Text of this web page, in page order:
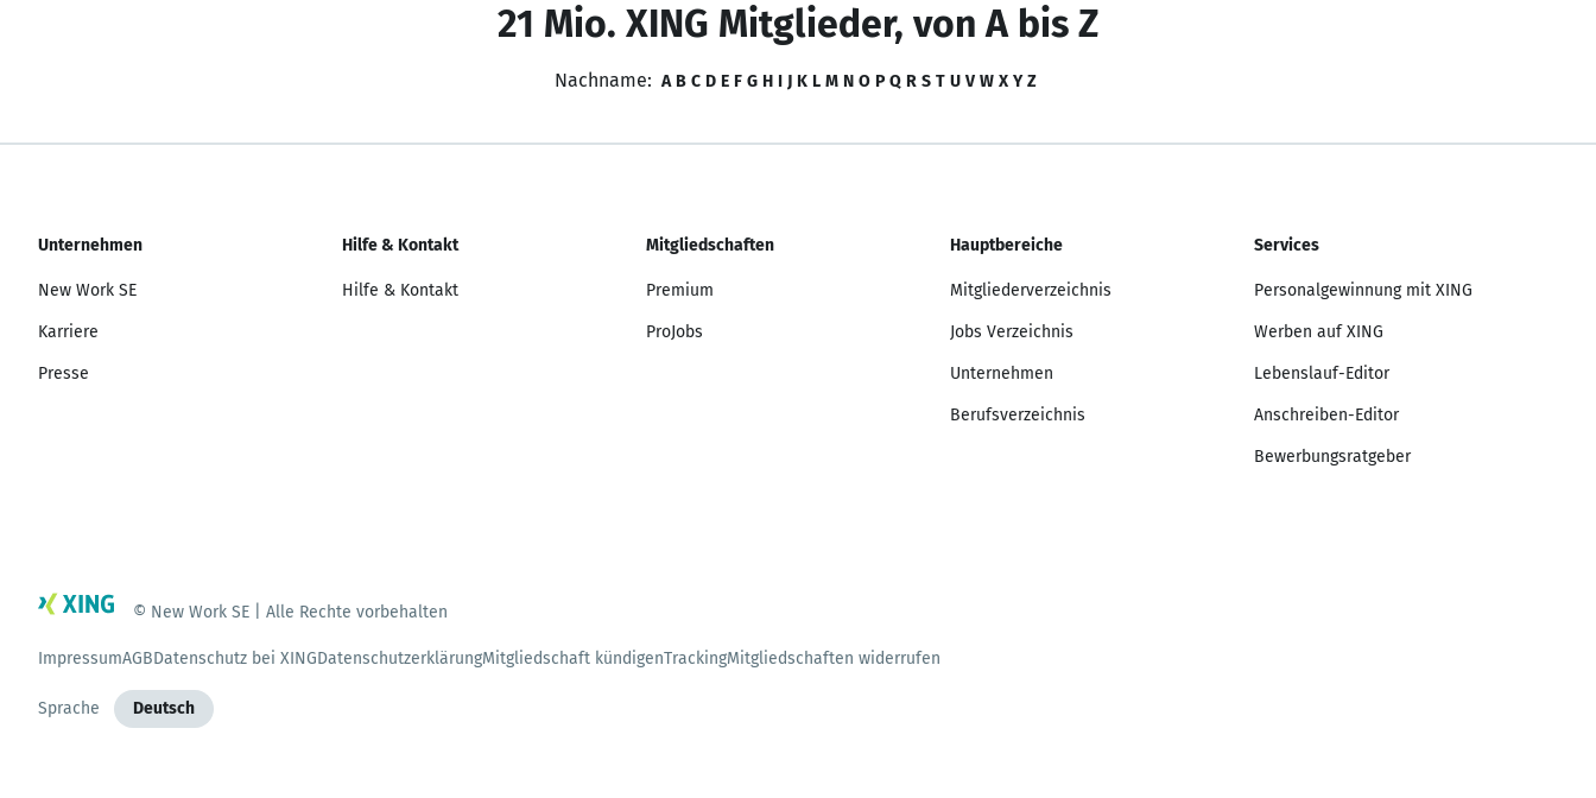
21 Mio. XING Mitglieder, von A bis Z
Nachname: A B C D E F G H I J K L M N O P Q R S T U V W X Y Z
Unternehmen
New Work SE
Karriere
Presse
Hilfe & Kontakt
Hilfe & Kontakt
Mitgliedschaften
Premium
ProJobs
Hauptbereiche
Mitgliederverzeichnis
Jobs Verzeichnis
Unternehmen
Berufsverzeichnis
Services
Personalgewinnung mit XING
Werben auf XING
Lebenslauf-Editor
Anschreiben-Editor
Bewerbungsratgeber
© New Work SE | Alle Rechte vorbehalten
ImpressumAGBDatenschutz bei XINGDatenschutzerklärungMitgliedschaft kündigenTrackingMitgliedschaften widerrufen
Sprache Deutsch